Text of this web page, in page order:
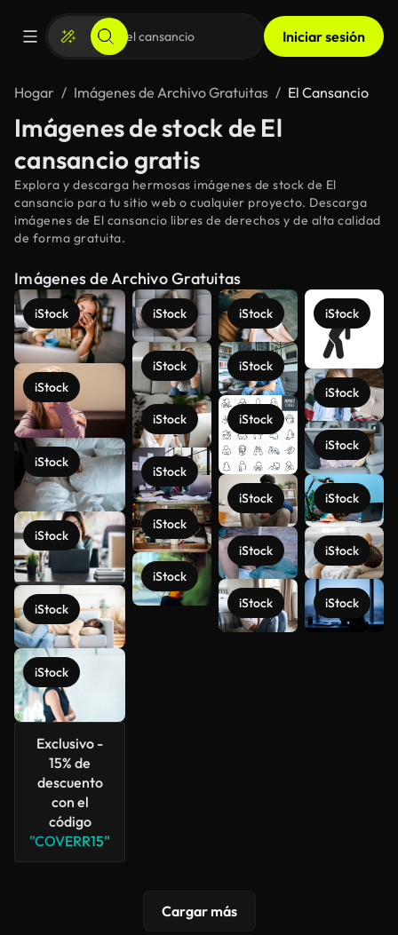
Iniciar sesión
Hogar Imágenes de Archivo Gratuitas El Cansancio
Imágenes de stock de El
cansancio gratis
Explora y descarga hermosas imágenes de stock de El
cansancio para tu sitio web o cualquier proyecto. Descarga
imágenes de El cansancio libres de derechos y de alta calidad
de forma gratuita.
Imágenes de Archivo Gratuitas
iStock
iStock
iStock
iStock
iStock
iStock
Exclusivo -
15% de
descuento
con el
código
"COVERR15"
iStock
iStock
iStock
iStock
iStock
iStock
iStock
iStock
iStock
iStock
iStock
iStock
iStock
iStock
iStock
iStock
iStock
iStock
Cargar más